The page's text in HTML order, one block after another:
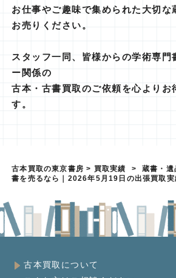
お仕事やご趣味で集められた大切な
お売りください。
スタッフ一同、皆様からの学術専門
ー関係の
古本・古書買取のご依頼を心よりお
す。
古本買取の東京書房 > 買取実績 >
蔵書・遺
書を売るなら｜2026年5月19日の出張買取実
古本買取について